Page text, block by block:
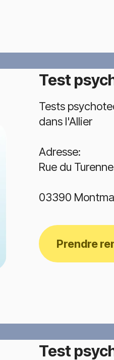
Test
Tests
dans l'Allier
Adresse:
Rue du Turenne
03390
Prendre
Test